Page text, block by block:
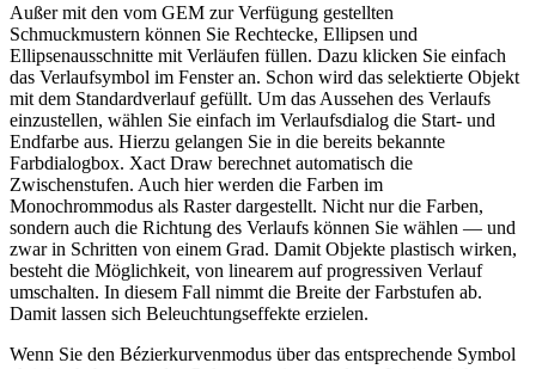
Außer mit den vom GEM zur Verfügung gestellten
Schmuckmustern können Sie Rechtecke, Ellipsen und
Ellipsenausschnitte mit Verläufen füllen. Dazu klicken Sie einfach
das Verlaufsymbol im Fenster an. Schon wird das selektierte Objekt
mit dem Standardverlauf gefüllt. Um das Aussehen des Verlaufs
einzustellen, wählen Sie einfach im Verlaufsdialog die Start- und
Endfarbe aus. Hierzu gelangen Sie in die bereits bekannte
Farbdialogbox. Xact Draw berechnet automatisch die
Zwischenstufen. Auch hier werden die Farben im
Monochrommodus als Raster dargestellt. Nicht nur die Farben,
sondern auch die Richtung des Verlaufs können Sie wählen — und
zwar in Schritten von einem Grad. Damit Objekte plastisch wirken,
besteht die Möglichkeit, von linearem auf progressiven Verlauf
umschalten. In diesem Fall nimmt die Breite der Farbstufen ab.
Damit lassen sich Beleuchtungseffekte erzielen.
Wenn Sie den Bézierkurvenmodus über das entsprechende Symbol